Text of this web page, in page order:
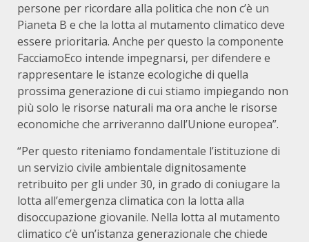
persone per ricordare alla politica che non c’è un
Pianeta B e che la lotta al mutamento climatico deve
essere prioritaria. Anche per questo la componente
FacciamoEco intende impegnarsi, per difendere e
rappresentare le istanze ecologiche di quella
prossima generazione di cui stiamo impiegando non
più solo le risorse naturali ma ora anche le risorse
economiche che arriveranno dall’Unione europea”.
“Per questo riteniamo fondamentale l’istituzione di
un servizio civile ambientale dignitosamente
retribuito per gli under 30, in grado di coniugare la
lotta all’emergenza climatica con la lotta alla
disoccupazione giovanile. Nella lotta al mutamento
climatico c’è un’istanza generazionale che chiede